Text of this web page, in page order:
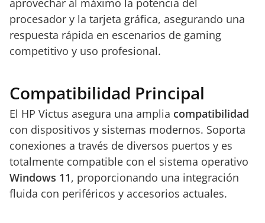
procesador y la tarjeta gráfica, asegurando una
respuesta rápida en escenarios de gaming
competitivo y uso profesional.
Compatibilidad Principal
El HP Victus asegura una amplia compatibilidad
con dispositivos y sistemas modernos. Soporta
conexiones a través de diversos puertos y es
totalmente compatible con el sistema operativo
Windows 11, proporcionando una integración
fluida con periféricos y accesorios actuales.